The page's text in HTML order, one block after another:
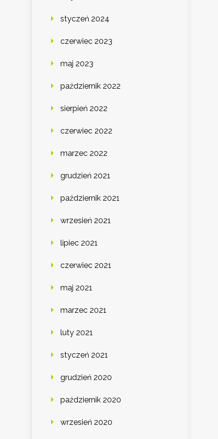
styczeń 2024
czerwiec 2023
maj 2023
październik 2022
sierpień 2022
czerwiec 2022
marzec 2022
grudzień 2021
październik 2021
wrzesień 2021
lipiec 2021
czerwiec 2021
maj 2021
marzec 2021
luty 2021
styczeń 2021
grudzień 2020
październik 2020
wrzesień 2020